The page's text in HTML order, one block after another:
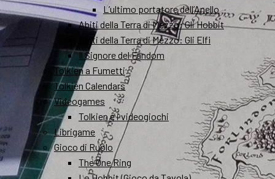
L’ultimo portatore dell’Anello
Abiti della Terra di Mezzo: Gli Hobbit
Abiti della Terra di Mezzo: Gli Elfi
Il Signore del Fandom
Tolkien a Fumetti
Tolkien Calendars
Videogames
Tolkien e i videogiochi
Librigame
Gioco di Ruolo
The One Ring